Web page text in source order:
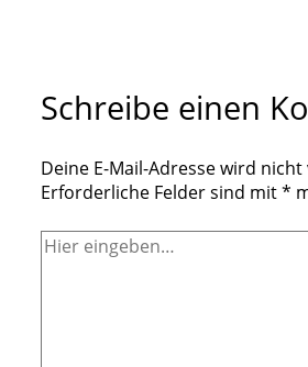
Schreibe einen
Deine E-Mail-Adresse wird
Erforderliche Felder sind mit*
Hier
eingeben…